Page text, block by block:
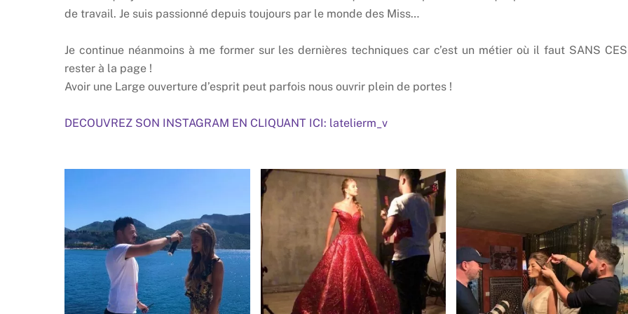
de travail. Je suis passionné depuis toujours par le monde des Miss…
Je continue néanmoins à me former sur les dernières techniques car c’est un métier où il faut SANS
rester à la page !
Avoir une Large ouverture d’esprit peut parfois nous ouvrir plein de portes !
DECOUVREZ SON INSTAGRAM EN CLIQUANT ICI: latelierm_v